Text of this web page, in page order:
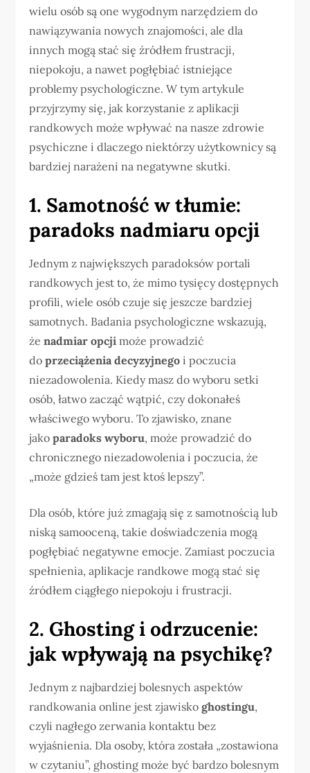
wielu osób są one wygodnym narzędziem do
nawiązywania nowych znajomości, ale dla
innych mogą stać się źródłem frustracji,
niepokoju, a nawet pogłębiać istniejące
problemy psychologiczne. W tym artykule
przyjrzymy się, jak korzystanie z aplikacji
randkowych może wpływać na nasze zdrowie
psychiczne i dlaczego niektórzy użytkownicy są
bardziej narażeni na negatywne skutki.
1. Samotność w tłumie:
paradoks nadmiaru opcji
Jednym z największych paradoksów portali
randkowych jest to, że mimo tysięcy dostępnych
profili, wiele osób czuje się jeszcze bardziej
samotnych. Badania psychologiczne wskazują,
żenadmiar opcji może prowadzić
doprzeciążenia decyzyjnego i poczucia
niezadowolenia. Kiedy masz do wyboru setki
osób, łatwo zacząć wątpić, czy dokonałeś
właściwego wyboru. To zjawisko, znane
jakoparadoks wyboru, może prowadzić do
chronicznego niezadowolenia i poczucia, że
„może gdzieś tam jest ktoś lepszy”.
Dla osób, które już zmagają się z samotnością lub
niską samooceną, takie doświadczenia mogą
pogłębiać negatywne emocje. Zamiast poczucia
spełnienia, aplikacje randkowe mogą stać się
źródłem ciągłego niepokoju i frustracji.
2. Ghosting i odrzucenie:
jak wpływają na psychikę?
Jednym z najbardziej bolesnych aspektów
randkowania online jest zjawiskoghostingu,
czyli nagłego zerwania kontaktu bez
wyjaśnienia. Dla osoby, która została „zostawiona
w czytaniu”, ghosting może być bardzo bolesnym